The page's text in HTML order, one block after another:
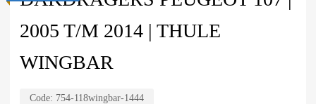
2005 T/M 2014 | THULE
WINGBAR
Code: 754-118wingbar-1444